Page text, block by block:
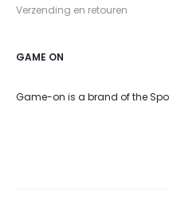
Verzending en retouren
GAME ON
Game-on is a brand of the